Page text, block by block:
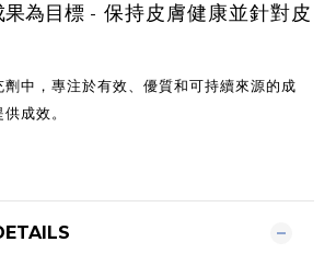
為目標 - 保持皮膚健康並針對皮
劑中，專注於有效、優質和可持續來源的成
成效。